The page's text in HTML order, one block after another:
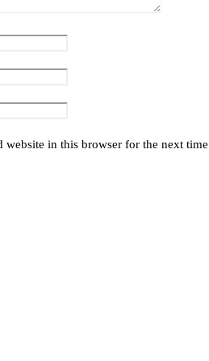
website in this browser for the next